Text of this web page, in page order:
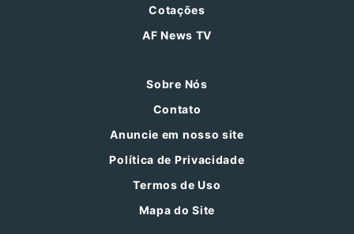
Cotações
AF News TV
Sobre Nós
Contato
Anuncie em nosso site
Política de Privacidade
Termos de Uso
Mapa do Site